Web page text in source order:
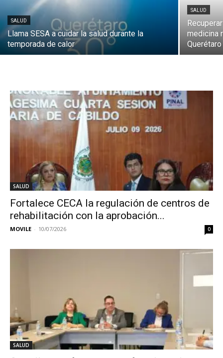
SALUD
Llama SESA a cuidar la salud durante la
temporada de calor
SALUD
medicina
Querétaro
SALUD
Fortalece CECA la regulación de centros de
rehabilitación con la aprobación...
MOVILE - 10/07/2026 0
SALUD